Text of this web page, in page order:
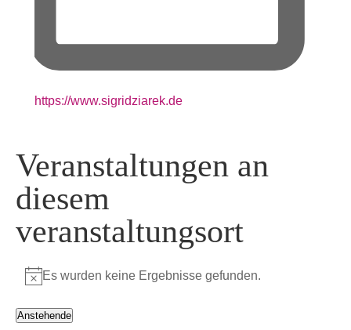
Webseite
https://www.sigridziarek.de
Veranstaltungen an
diesem
veranstaltungsort
Hinweis
Es wurden keine Ergebnisse gefunden.
Anstehende